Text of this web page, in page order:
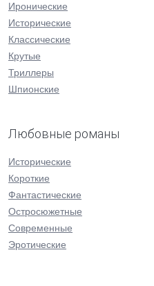
Иронические
Исторические
Классические
Крутые
Триллеры
Шпионские
Любовные романы
Исторические
Короткие
Фантастические
Остросюжетные
Современные
Эротические